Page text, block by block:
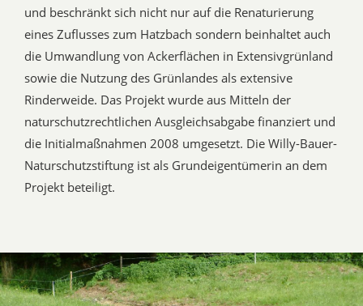
und beschränkt sich nicht nur auf die Renaturierung
eines Zuflusses zum Hatzbach sondern beinhaltet auch
die Umwandlung von Ackerflächen in Extensivgrünland
sowie die Nutzung des Grünlandes als extensive
Rinderweide. Das Projekt wurde aus Mitteln der
naturschutzrechtlichen Ausgleichsabgabe finanziert und
die Initialmaßnahmen 2008 umgesetzt. Die Willy-Bauer-
Naturschutzstiftung ist als Grundeigentümerin an dem
Projekt beteiligt.